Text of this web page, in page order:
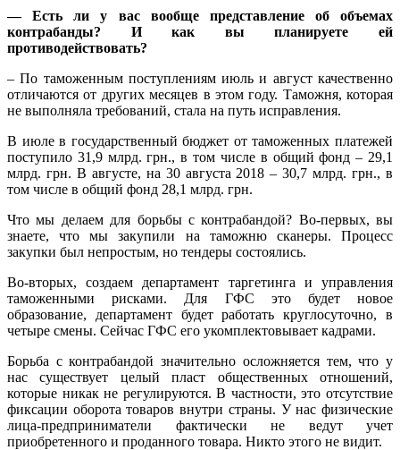
— Есть ли у вас вообще представление об объемах
контрабанды? И как вы планируете ей
противодействовать?
– По таможенным поступлениям июль и август качественно
отличаются от других месяцев в этом году. Таможня, которая
не выполняла требований, стала на путь исправления.
В июле в государственный бюджет от таможенных платежей
поступило 31,9 млрд. грн., в том числе в общий фонд – 29,1
млрд. грн. В августе, на 30 августа 2018 – 30,7 млрд. грн., в
том числе в общий фонд 28,1 млрд. грн.
Что мы делаем для борьбы с контрабандой? Во-первых, вы
знаете, что мы закупили на таможню сканеры. Процесс
закупки был непростым, но тендеры состоялись.
Во-вторых, создаем департамент таргетинга и управления
таможенными рисками. Для ГФС это будет новое
образование, департамент будет работать круглосуточно, в
четыре смены. Сейчас ГФС его укомплектовывает кадрами.
Борьба с контрабандой значительно осложняется тем, что у
нас существует целый пласт общественных отношений,
которые никак не регулируются. В частности, это отсутствие
фиксации оборота товаров внутри страны. У нас физические
лица-предприниматели фактически не ведут учет
приобретенного и проданного товара. Никто этого не видит.